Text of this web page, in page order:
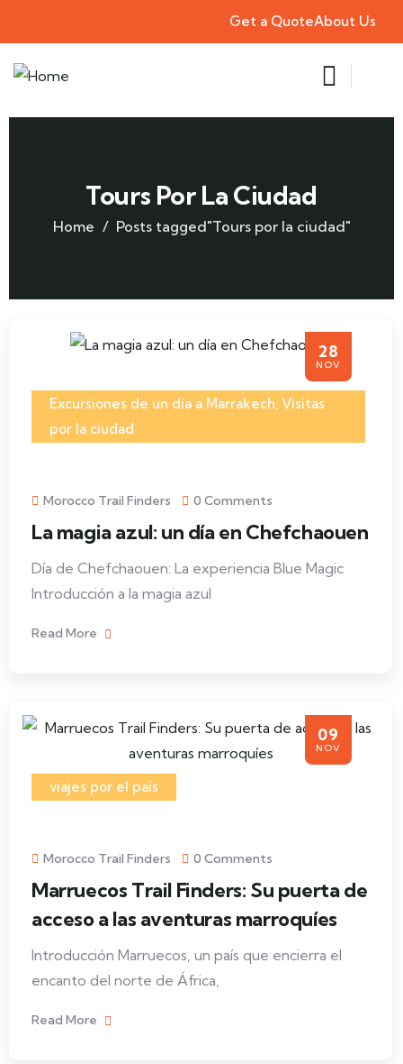
Get a QuoteAbout Us
Tours Por La Ciudad
Home Posts tagged"Tours por la ciudad"
28
NOV
Excursiones de un día a Marrakech, Visitas
por la ciudad
Morocco Trail Finders 0 Comments
La magia azul: un día en Chefchaouen
Día de Chefchaouen: La experiencia Blue Magic
Introducción a la magia azul
Read More
09
NOV
viajes por el país
Morocco Trail Finders 0 Comments
Marruecos Trail Finders: Su puerta de
acceso a las aventuras marroquíes
Introducción Marruecos, un país que encierra el
encanto del norte de África,
Read More